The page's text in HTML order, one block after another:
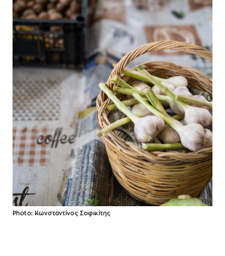
Photo: Κωνσταντίνος Σοφικίτης